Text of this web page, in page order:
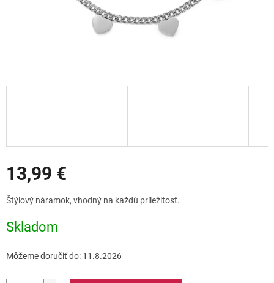
13,99 €
Jednotková
cena:
Štýlový náramok, vhodný na každú príležitosť.
Skladom
Môžeme doručiť do: 11.8.2026